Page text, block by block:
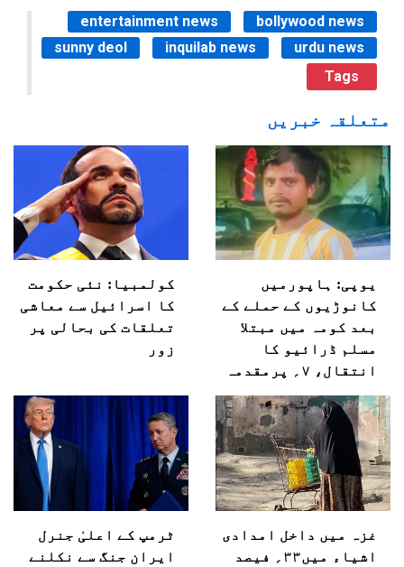
entertainment news
bollywood news
sunny deol
inquilab news
urdu news
Tags
متعلقہ خبریں
یوپی: ہاپورمیں
کانوڑیوں کے حملے کے
بعد کومہ میں مبتلا
مسلم ڈرائیو کا
انتقال، ۷؍ پرمقدمہ
کولمبیا: نئی حکومت
کا اسرائیل سے معاشی
تعلقات کی بحالی پر
زور
غزہ میں داخل امدادی
اشیاء میں۳۳؍ فیصد
ٹرمپ کے اعلیٰ جنرل
ایران جنگ سے نکلنے